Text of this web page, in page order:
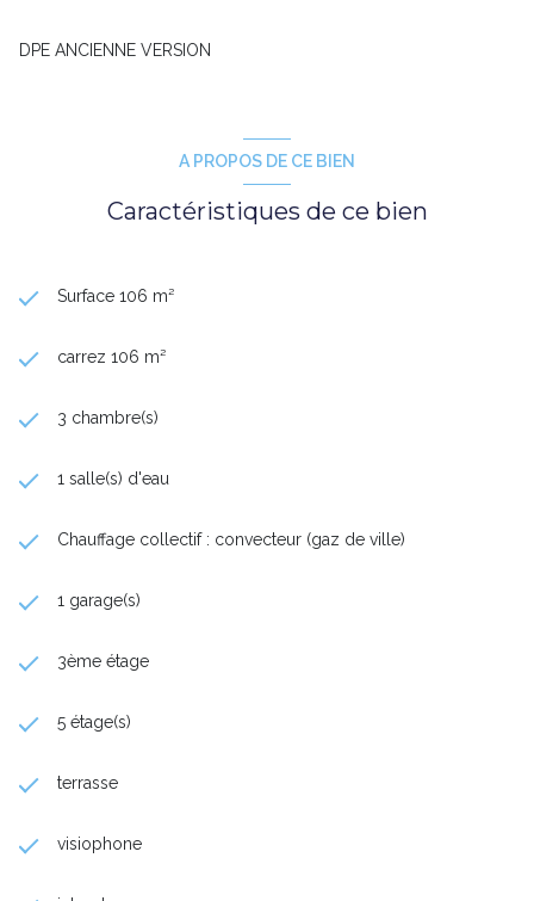
DPE ANCIENNE VERSION
A PROPOS DE CE BIEN
Caractéristiques de ce bien
Surface 106 m²
carrez 106 m²
3 chambre(s)
1 salle(s) d'eau
Chauffage collectif : convecteur (gaz de ville)
1 garage(s)
3ème étage
5 étage(s)
terrasse
visiophone